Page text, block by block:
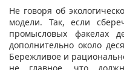
Не говоря об
модели. Так, если
промысловых факелах
дополнительно около
Бережливое и